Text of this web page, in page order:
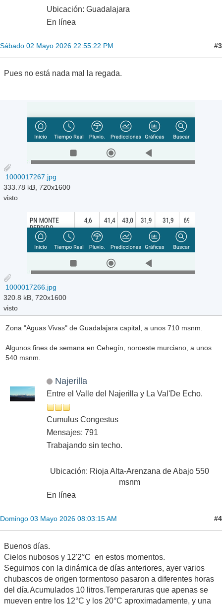
Ubicación: Guadalajara
En línea
Sábado 02 Mayo 2026 22:55:22 PM #3
Pues no está nada mal la regada.
1000017267.jpg
333.78 kB, 720x1600
visto
1000017266.jpg
320.8 kB, 720x1600
visto
Zona "Aguas Vivas" de Guadalajara capital, a unos 710 msnm.
Algunos fines de semana en Cehegín, noroeste murciano, a unos
540 msnm.
Najerilla
Entre el Valle del Najerilla y La Val'De Echo.
Cumulus Congestus
Mensajes: 791
Trabajando sin techo.
Ubicación: Rioja Alta-Arenzana de Abajo 550
msnm
En línea
Domingo 03 Mayo 2026 08:03:15 AM #4
Buenos días.
Cielos nubosos y 12'2°C en estos momentos.
Seguimos con la dinámica de días anteriores, ayer varios
chubascos de origen tormentoso pasaron a diferentes horas
del día.Acumulados 10 litros.Temperaruras que apenas se
mueven entre los 12°C y los 20°C aproximadamente, y una